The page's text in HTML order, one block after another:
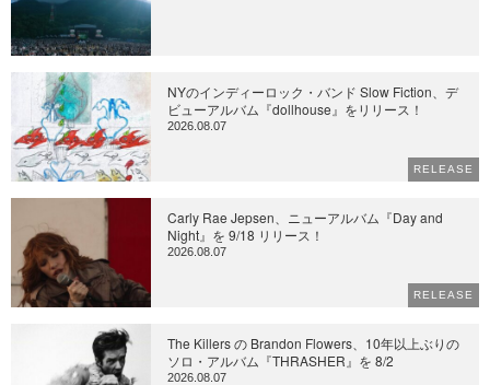
NYのインディーロック・バンド Slow Fiction、デ
ビューアルバム『dollhouse』をリリース！
2026.08.07
RELEASE
Carly Rae Jepsen、ニューアルバム『Day and
Night』を 9/18 リリース！
2026.08.07
RELEASE
The Killers の Brandon Flowers、10年以上ぶりの
ソロ・アルバム『THRASHER』を 8/2
2026.08.07